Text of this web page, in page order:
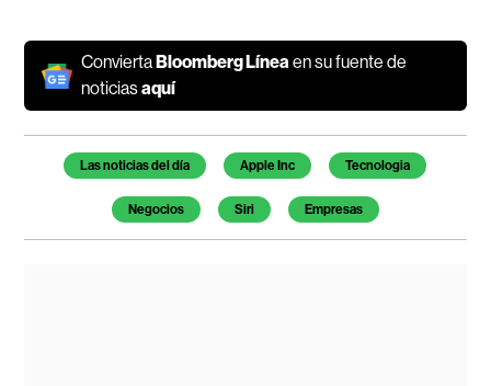
Convierta Bloomberg Líneaen su fuente de
noticiasaquí
Temas de este artículo
Las noticias del día Apple Inc Tecnologia
Negocios Siri Empresas